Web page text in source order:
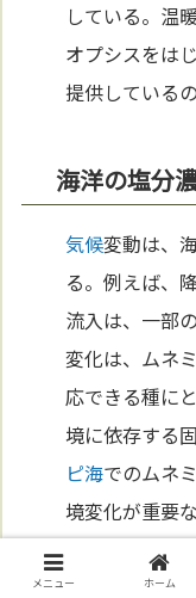
している。温
オプシスをは
提供している
海洋の塩分
気候変動は、
る。例えば、
流入は、一部
変化は、ムネ
応できる種に
境に依存する
ピ海でのムネ
境変化が重要
分濃度
て生態系全体
メニュー ホーム